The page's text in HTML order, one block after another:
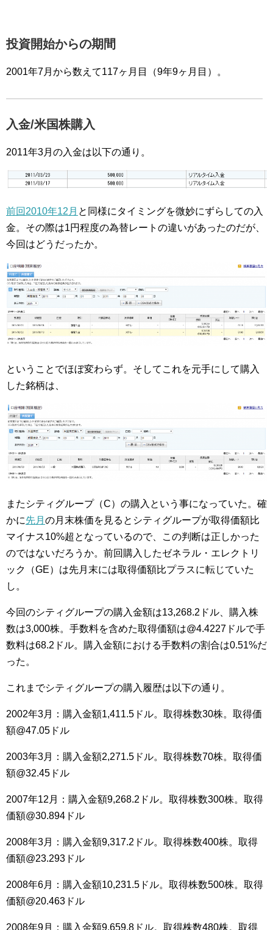
投資開始からの期間
2001年7月から数えて117ヶ月目（9年9ヶ月目）。
入金/米国株購入
2011年3月の入金は以下の通り。
前回2010年12月 と同様にタイミングを微妙にずらしての入
金。その際は1円程度の為替レートの違いがあったのだが、
今回はどうだったか。
ということでほぼ変わらず。そしてこれを元手にして購入
した銘柄は、
またシティグループ（C）の購入という事になっていた。確
かに先月 の月末株価を見るとシティグループが取得価額比
マイナス10%超となっているので、この判断は正しかった
のではないだろうか。前回購入したゼネラル・エレクトリ
ック（GE）は先月末には取得価額比プラスに転じていた
し。
今回のシティグループの購入金額は13,268.2ドル、購入株
数は3,000株。手数料を含めた取得価額は@4.4227ドルで手
数料は68.2ドル。購入金額における手数料の割合は0.51%だ
った。
これまでシティグループの購入履歴は以下の通り。
2002年3月：購入金額1,411.5ドル。取得株数30株。取得価
額@47.05ドル
2003年3月：購入金額2,271.5ドル。取得株数70株。取得価
額@32.45ドル
2007年12月：購入金額9,268.2ドル。取得株数300株。取得
価額@30.894ドル
2008年3月：購入金額9,317.2ドル。取得株数400株。取得
価額@23.293ドル
2008年6月：購入金額10,231.5ドル。取得株数500株。取得
価額@20.463ドル
2008年9月：購入金額9,659.8ドル。取得株数480株。取得